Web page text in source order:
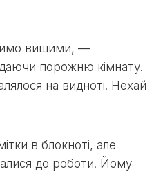
вищими, —
порожню кімнату.
на видноті. Нехай
в блокноті, але
до роботи. Йому